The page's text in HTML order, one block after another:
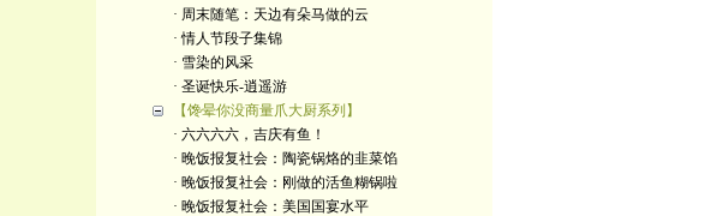
· 周末随笔：天边有朵马做的云
· 情人节段子集锦
· 雪染的风采
· 圣诞快乐-逍遥游
【馋晕你没商量爪大厨系列】
· 六六六六，吉庆有鱼！
· 晚饭报复社会：陶瓷锅烙的韭菜馅
· 晚饭报复社会：刚做的活鱼糊锅啦
· 晚饭报复社会：美国国宴水平